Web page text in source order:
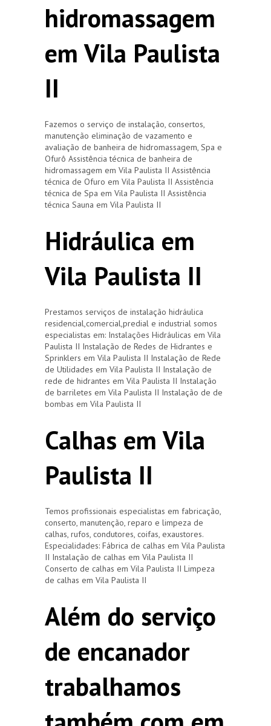
hidromassagem
em Vila Paulista
II
Fazemos o serviço de instalação, consertos,
manutenção eliminação de vazamento e
avaliação de banheira de hidromassagem, Spa e
Ofurô Assistência técnica de banheira de
hidromassagem em Vila Paulista II Assistência
técnica de Ofuro em Vila Paulista II Assistência
técnica de Spa em Vila Paulista II Assistência
técnica Sauna em Vila Paulista II
Hidráulica em
Vila Paulista II
Prestamos serviços de instalação hidráulica
residencial,comercial,predial e industrial somos
especialistas em: Instalações Hidráulicas em Vila
Paulista II Instalação de Redes de Hidrantes e
Sprinklers em Vila Paulista II Instalação de Rede
de Utilidades em Vila Paulista II Instalação de
rede de hidrantes em Vila Paulista II Instalação
de barriletes em Vila Paulista II Instalação de de
bombas em Vila Paulista II
Calhas em Vila
Paulista II
Temos profissionais especialistas em fabricação,
conserto, manutenção, reparo e limpeza de
calhas, rufos, condutores, coifas, exaustores.
Especialidades: Fábrica de calhas em Vila Paulista
II Instalação de calhas em Vila Paulista II
Conserto de calhas em Vila Paulista II Limpeza
de calhas em Vila Paulista II
Além do serviço
de encanador
trabalhamos